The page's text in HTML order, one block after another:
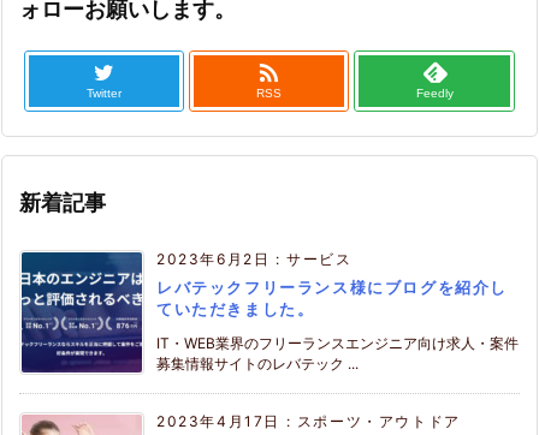
ォローお願いします。
Twitter

RSS Feedly
新着記事
2023年6月2日 :サービス
レバテックフリーランス様にブログを紹介し
ていただきました。
IT・WEB業界のフリーランスエンジニア向け求人・案件
募集情報サイトのレバテック ...
2023年4月17日 : スポーツ・アウトドア